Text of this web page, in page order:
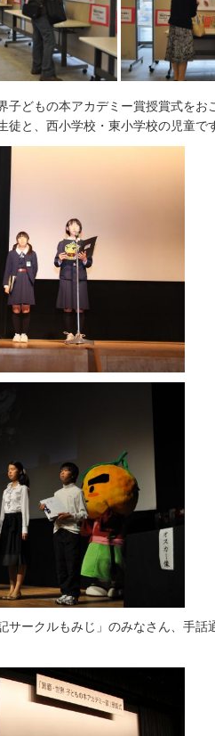
子どもの本アカデミー賞授賞式をお
徒と、西小学校・東小学校の児童で
サークルもみじ」のみなさん、手話